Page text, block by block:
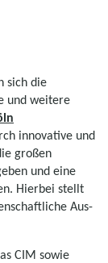
sich die
und weitere
innovative und
großen
und eine
Hierbei stellt
Aus-
CIM sowie